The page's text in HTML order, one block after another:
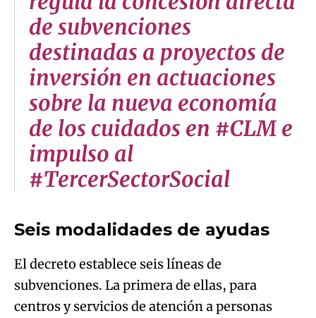
de subvenciones
destinadas a proyectos de
inversión en actuaciones
sobre la nueva economía
de los cuidados en #CLM e
impulso al
#TercerSectorSocial
Seis modalidades de ayudas
El decreto establece seis líneas de
subvenciones. La primera de ellas, para
centros y servicios de atención a personas